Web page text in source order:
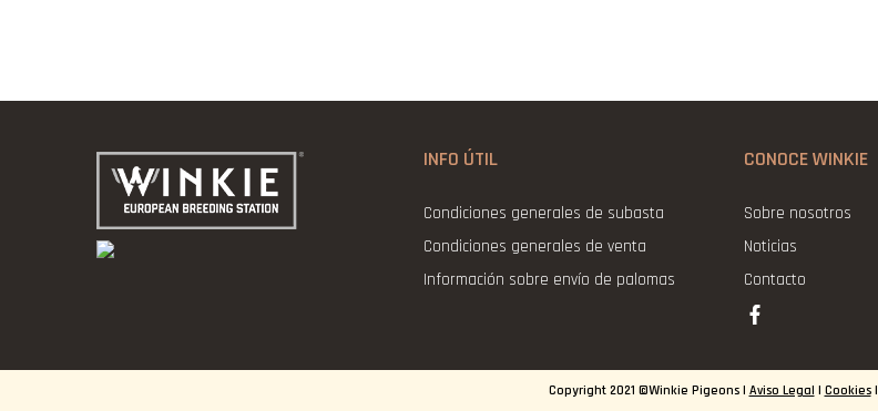
INFO ÚTIL
Condiciones generales de subasta
Condiciones generales de venta
Información sobre envío de palomas
CONOCE WINKIE
Sobre nosotros
Noticias
Contacto
Copyright 2021 ©Winkie Pigeons | Aviso Legal | Cookies|